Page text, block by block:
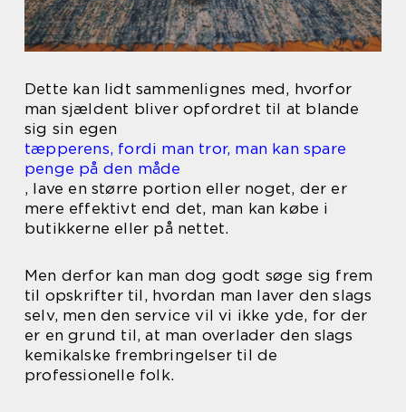
Dette kan lidt sammenlignes med, hvorfor
man sjældent bliver opfordret til at blande
sig sin egen
tæpperens, fordi man tror, man kan spare
penge på den måde
, lave en større portion eller noget, der er
mere effektivt end det, man kan købe i
butikkerne eller på nettet.
Men derfor kan man dog godt søge sig frem
til opskrifter til, hvordan man laver den slags
selv, men den service vil vi ikke yde, for der
er en grund til, at man overlader den slags
kemikalske frembringelser til de
professionelle folk.